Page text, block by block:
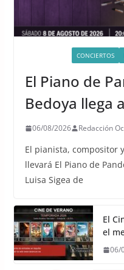
CONCIERTOS
El Piano de
Bedoya llega
06/08/2026 Redacción
El pianista, compositor
llevará El Piano de
Luisa Sigea de
El
el
06/